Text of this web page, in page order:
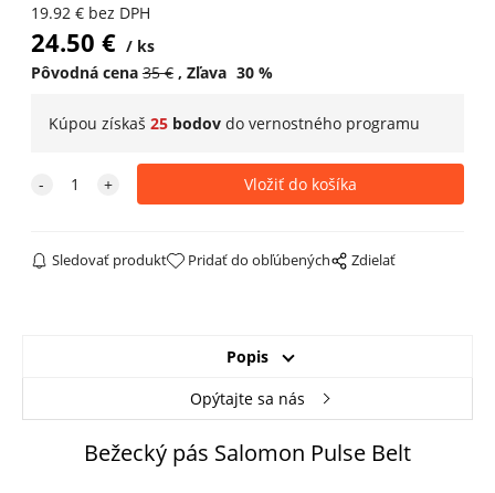
19.92 € bez DPH
24.50 €
ks
Pôvodná cena 35€ Zľava 30%
Kúpou získaš 25bodovdo vernostného programu
Sledovať produkt Pridať do obľúbených Zdielať
Popis
Opýtajte sa nás
Bežecký pás Salomon Pulse Belt